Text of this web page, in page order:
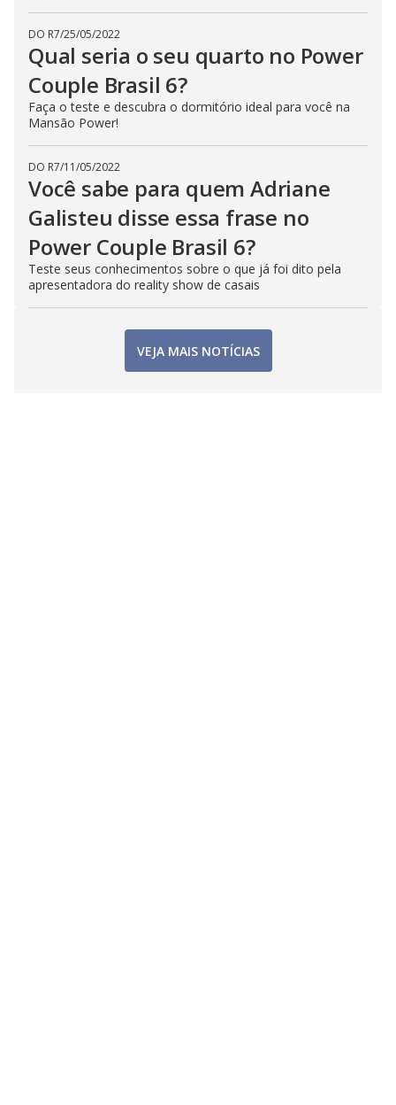
DO R7/25/05/2022
Qual seria o seu quarto no Power
Couple Brasil 6?
Faça o teste e descubra o dormitório ideal para você na
Mansão Power!
DO R7/11/05/2022
Você sabe para quem Adriane
Galisteu disse essa frase no
Power Couple Brasil 6?
Teste seus conhecimentos sobre o que já foi dito pela
apresentadora do reality show de casais
VEJA MAIS NOTÍCIAS